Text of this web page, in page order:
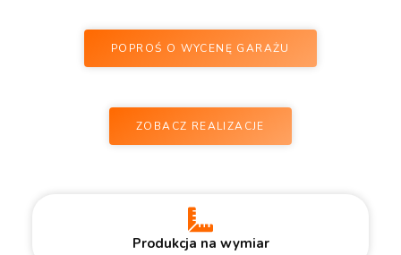
POPROŚ O WYCENĘ GARAŻU
ZOBACZ REALIZACJE
Produkcja na wymiar